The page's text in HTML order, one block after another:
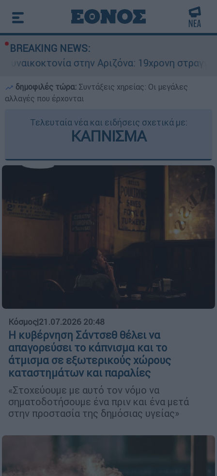
BREAKING NEWS:
στην Αριζόνα: 19χρονη στραγγαλίστηκε
δημοφιλές τώρα: Συντάξεις χηρείας: Οι μεγάλες
αλλαγές που έρχονται
Τελευταία νέα και ειδήσεις σχετικά με:
ΚΑΠΝΙΣΜΑ
Κόσμος|21.07.2026 20:48
Η κυβέρνηση Σάντσεθ θέλει να
απαγορεύσει το κάπνισμα και το
άτμισμα σε εξωτερικούς χώρους
καταστημάτων και παραλίες
«Στοχεύουμε με αυτό τον νόμο να
σηματοδοτήσουμε ένα πριν και ένα μετά
στην προστασία της δημόσιας υγείας»